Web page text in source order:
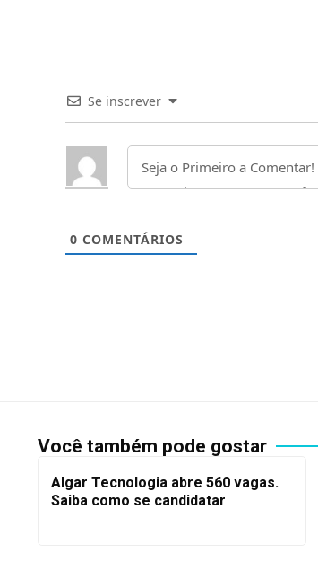
Se inscrever
0 COMENTÁRIOS
Você também pode gostar
Algar Tecnologia abre 560 vagas.
Saiba como se candidatar